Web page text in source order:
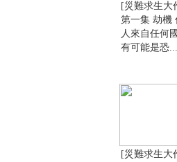
[災難求生大
第一集 劫機
人來自任何
有可能是恐...
[災難求生大